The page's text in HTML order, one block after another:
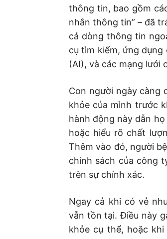
thông tin, bao gồm
nhân thông tin” – đã
cả dòng thông tin
cụ tìm kiếm, ứng
(AI), và các mạng lưới
Con người ngày càng
khỏe của mình trước
hành động này dẫn
hoặc hiểu rõ chất
Thêm vào đó, người
chính sách của công
trên sự chính xác.
Ngay cả khi có vẻ
vẫn tồn tại. Điều này
khỏe cụ thể, hoặc